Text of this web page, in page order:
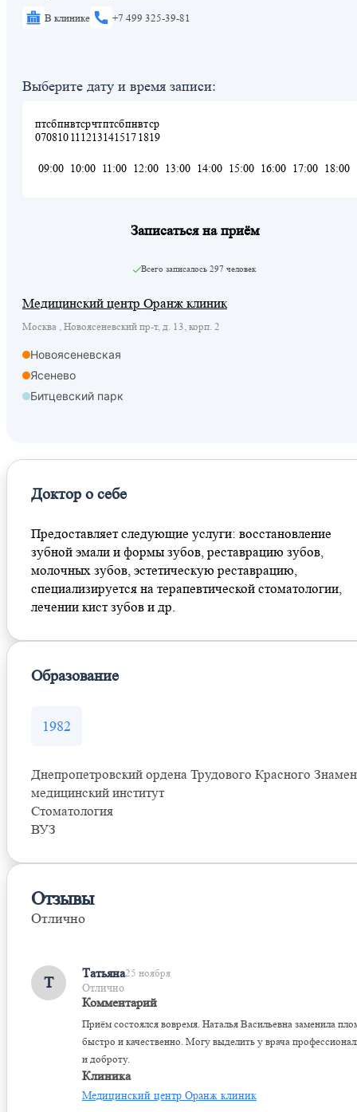
В клинике +7 499 325-39-81
Выберите дату и время записи:
пт
07
сб
08
пн
10
вт
11
ср
12
чт
13
пт
14
сб
15
пн
17
вт
18
ср
19
09:00 10:00 11:00 12:00 13:00 14:00 15:00 16:00 17:00 18:00
Записаться на приём
Всего записалось 297 человек
Медицинский центр Оранж клиник
Москва , Новоясеневский пр-т, д. 13, корп. 2
Новоясеневская
Ясенево
Битцевский парк
Доктор о себе
Предоставляет следующие услуги: восстановление
зубной эмали и формы зубов, реставрацию зубов,
молочных зубов, эстетическую реставрацию,
специализируется на терапевтической стоматологии,
лечении кист зубов и др.
Образование
1982
Днепропетровский ордена Трудового Красного
медицинский институт
Стоматология
ВУЗ
Отзывы
Отлично
Т
Татьяна25 ноября
Отлично
Комментарий
Приём состоялся вовремя. Наталья Васильевна заменила
быстро и качественно. Могу выделить у врача
и доброту.
Клиника
Медицинский центр Оранж клиник